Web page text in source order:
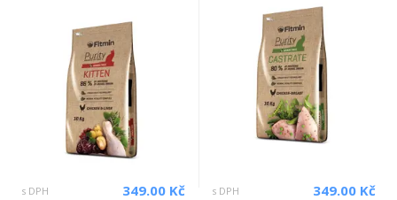
s DPH 349.00 Kč s DPH 349.00 Kč